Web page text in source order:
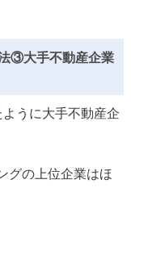
③大手不動産企業
うに大手不動産企
グの上位企業はほ